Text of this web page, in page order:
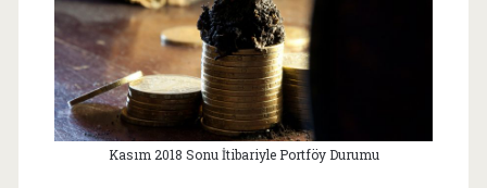
Kasım 2018 Sonu İtibariyle Portföy Durumu